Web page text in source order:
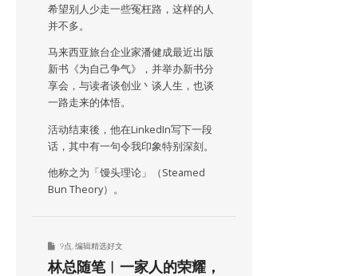
希望别人少走一些冤枉路，这样的人
并不多。
马来西亚旅台企业家潘健成最近出版
新书《为自己争气》，并举办新书分
享会，与读者谈创业丶谈人生，也谈
一路走来的体悟。
活动结束後，他在LinkedIn写下一段
话，其中有一句令我印象特别深刻。
他称之为「馒头理论」（Steamed
Bun Theory）。
9点 编辑精选好文
林总随笔︱一家人的荣耀，